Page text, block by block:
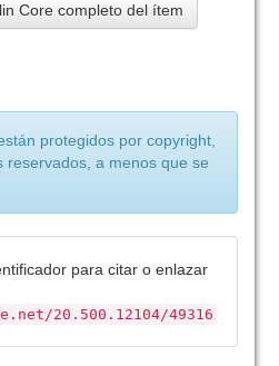
Core completo del ítem
protegidos por copyright,
reservados, a menos que se
para citar o enlazar
20.500.12104/49316